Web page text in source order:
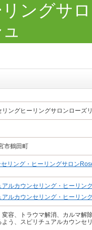
ングサ
ングヒーリングサロンローズ
市鶴田町
リング・ヒーリングサロン
アルカウンセリング・ヒーリン
アルカウンセリング・ヒーリン
容、トラウマ解消、カルマ解
う、スピリチュアルカウンセ